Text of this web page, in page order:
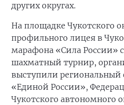
других округах.
На площадке Чукотского
профильного лицея в
марафона «Сила России»
шахматный турнир,
выступили региональный
«Единой России»,
Чукотского автономного